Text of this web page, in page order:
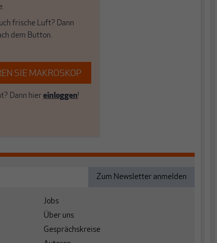
frische Luft? Dann
dem Button.
SIE MAKROSKOP
Dann hier einloggen!
Jobs
Über uns
Gesprächskreise